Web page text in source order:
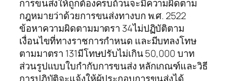
การขนส่งให้ถูกต้องครบถ้วนจะมีความผิดตาม
กฎหมายว่าด้วยการขนส่งทางบก พ.ศ. 2522
ข้อหาความผิดตามมาตรา 34ไม่ปฏิบัติตาม
เงื่อนไขที่ทางราชการกำหนด และมีบทลงโทษ
ตามมาตรา 131มีโทษปรับไม่เกิน 50,000 บาท
ส่วนรูปแบบใบกำกับการขนส่ง หลักเกณฑ์และวิธี